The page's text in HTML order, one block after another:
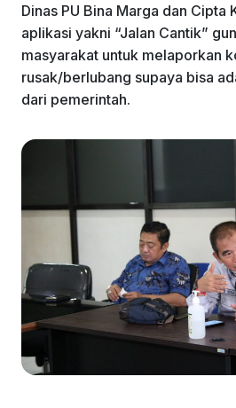
Dinas PU Bina Marga dan Cipta
aplikasi yakni “Jalan Cantik”
masyarakat untuk melaporkan
rusak/berlubang supaya bisa
dari pemerintah.